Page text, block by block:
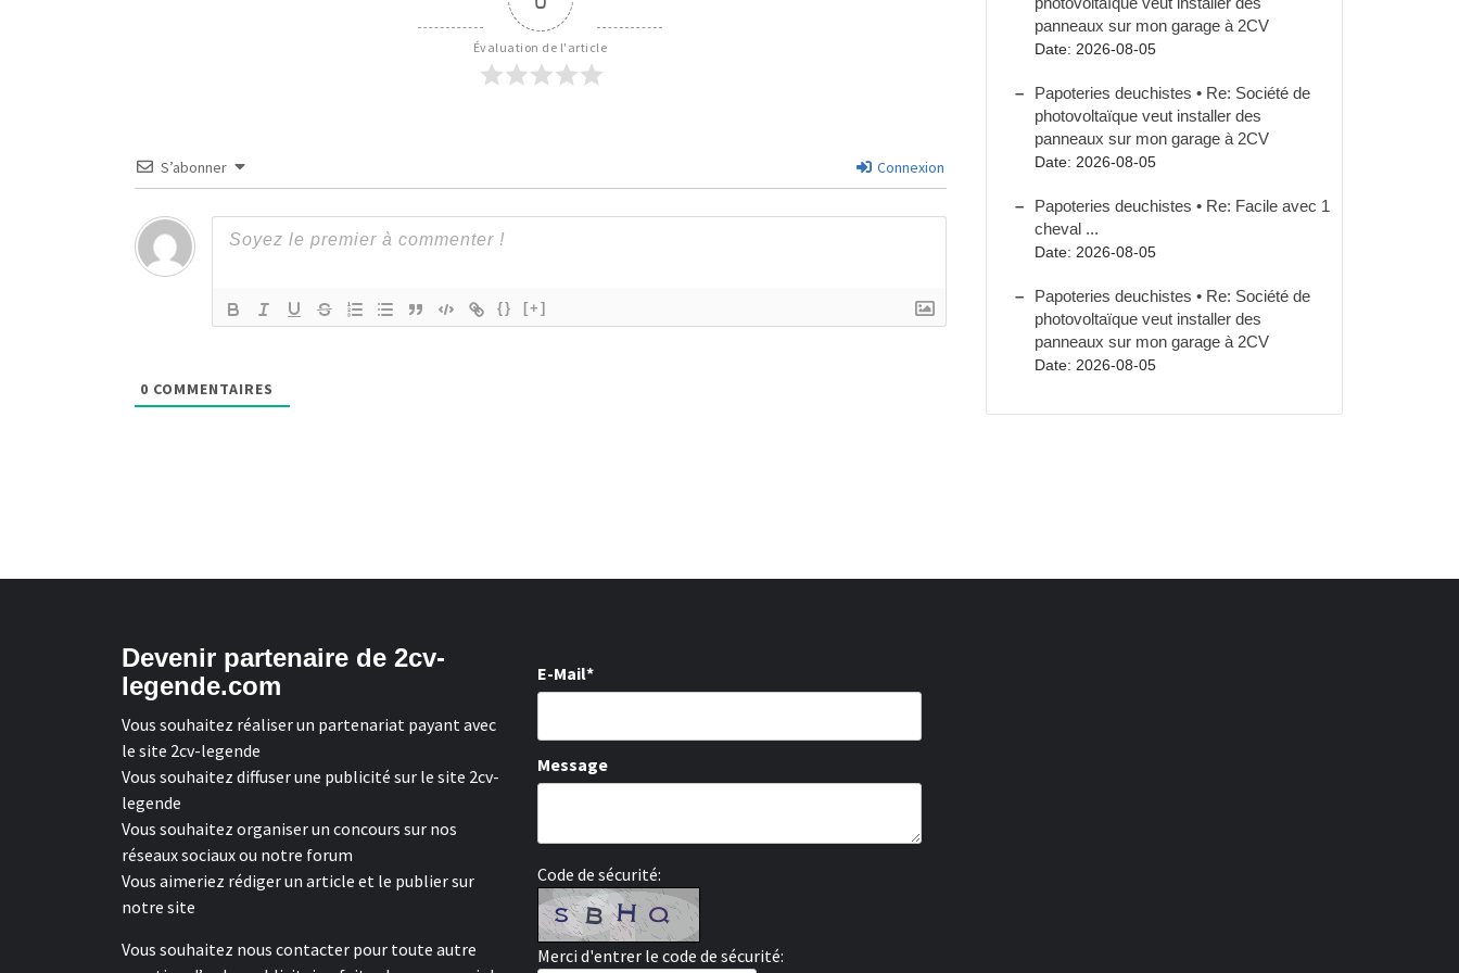
Évaluation de l'article
S’abonner Connexion
{} [+]
0 COMMENTAIRES
panneaux sur mon garage à 2CV
Date: 2026-08-05
Papoteries deuchistes • Re: Société de
photovoltaïque veut installer des
panneaux sur mon garage à 2CV
Date: 2026-08-05
Papoteries deuchistes • Re: Facile avec 1
cheval ...
Date: 2026-08-05
Papoteries deuchistes • Re: Société de
photovoltaïque veut installer des
panneaux sur mon garage à 2CV
Date: 2026-08-05
Devenir partenaire de 2cv-
legende.com
Vous souhaitez réaliser un partenariat payant avec
le site 2cv-legende
Vous souhaitez diffuser une publicité sur le site 2cv-
legende
Vous souhaitez organiser un concours sur nos
réseaux sociaux ou notre forum
Vous aimeriez rédiger un article et le publier sur
notre site
Vous souhaitez nous contacter pour toute autre
E-Mail*
Message
Code de sécurité:
Merci d'entrer le code de sécurité: